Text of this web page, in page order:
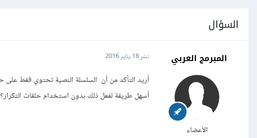
السؤال
المبرمج العربي
الأعضاء
نشر18 يناير 2016
أسهل طريقة لفعل ذلك بدون استخدام حلقات التكرار؟